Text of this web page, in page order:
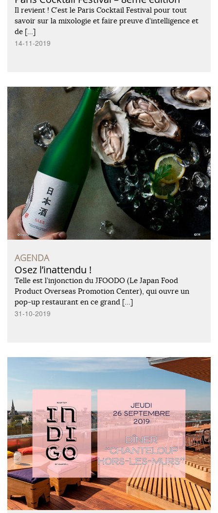
Il revient ! C’est le Paris Cocktail Festival pour tout
savoir sur la mixologie et faire preuve d’intelligence et
de […]
14-11-2019
AGENDA
Osez l’inattendu !
Telle est l’injonction du JFOODO (Le Japan Food
Product Overseas Promotion Center), qui ouvre un
pop-up restaurant en ce grand […]
31-10-2019